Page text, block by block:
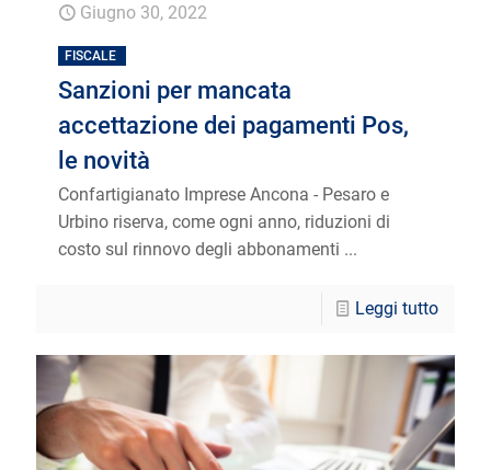
Giugno 30, 2022
FISCALE
Sanzioni per mancata
accettazione dei pagamenti Pos,
le novità
Confartigianato Imprese Ancona - Pesaro e
Urbino riserva, come ogni anno, riduzioni di
costo sul rinnovo degli abbonamenti ...
Leggi tutto